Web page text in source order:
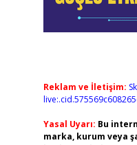
Reklam ve İletişim:
Yasal Uyarı: Bu
marka, kurum veya